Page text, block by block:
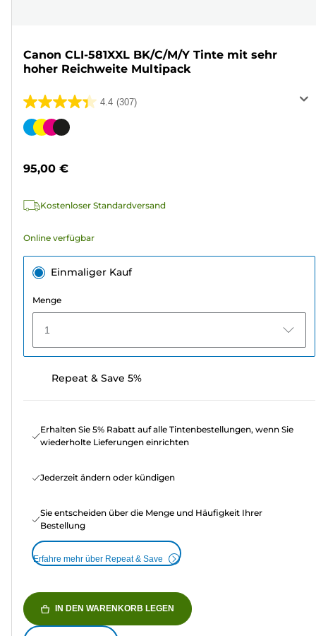
Canon CLI-581XXL BK/C/M/Y Tinte mit sehr
hoher Reichweite Multipack
4.4 (307)
4.4
von
307
Farbpatrone
95,00 €
Kostenloser Standardversand
Online verfügbar
Einmaliger Kauf
Menge
1
Repeat & Save 5%
Erhalten Sie 5% Rabatt auf alle Tintenbestellungen, wenn Sie
wiederholte Lieferungen einrichten
Jederzeit ändern oder kündigen
Sie entscheiden über die Menge und Häufigkeit Ihrer
Bestellung
Erfahre mehr über Repeat & Save
IN DEN WARENKORB LEGEN